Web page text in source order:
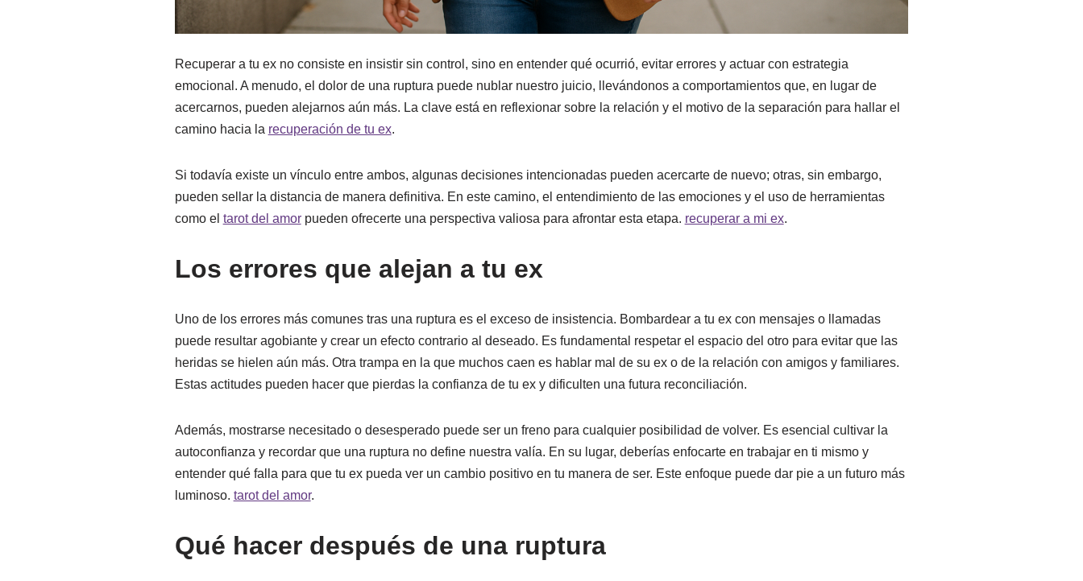
Recuperar a tu ex no consiste en insistir sin control, sino en entender qué ocurrió, evitar errores y actuar con estrategia
emocional. A menudo, el dolor de una ruptura puede nublar nuestro juicio, llevándonos a comportamientos que, en lugar de
acercarnos, pueden alejarnos aún más. La clave está en reflexionar sobre la relación y el motivo de la separación para hallar el
camino hacia la recuperación de tu ex.
Si todavía existe un vínculo entre ambos, algunas decisiones intencionadas pueden acercarte de nuevo; otras, sin embargo,
pueden sellar la distancia de manera definitiva. En este camino, el entendimiento de las emociones y el uso de herramientas
como el tarot del amorpueden ofrecerte una perspectiva valiosa para afrontar esta etapa. recuperar a mi ex.
Los errores que alejan a tu ex
Uno de los errores más comunes tras una ruptura es el exceso de insistencia. Bombardear a tu ex con mensajes o llamadas
puede resultar agobiante y crear un efecto contrario al deseado. Es fundamental respetar el espacio del otro para evitar que las
heridas se hielen aún más. Otra trampa en la que muchos caen es hablar mal de su ex o de la relación con amigos y familiares.
Estas actitudes pueden hacer que pierdas la confianza de tu ex y dificulten una futura reconciliación.
Además, mostrarse necesitado o desesperado puede ser un freno para cualquier posibilidad de volver. Es esencial cultivar la
autoconfianza y recordar que una ruptura no define nuestra valía. En su lugar, deberías enfocarte en trabajar en ti mismo y
entender qué falla para que tu ex pueda ver un cambio positivo en tu manera de ser. Este enfoque puede dar pie a un futuro más
luminoso. tarot del amor.
Qué hacer después de una ruptura